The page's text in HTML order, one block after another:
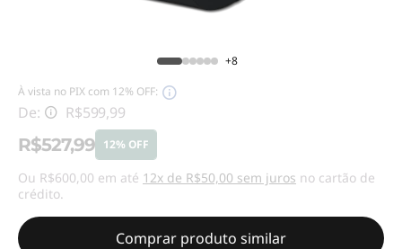
+8
À vista no PIX com 12% OFF:
De: R$599,99
R$527,99 12% OFF
Economias instantâneas :-R$72,00
Ou R$600,00 em até 12x de R$50,00 sem juros no cartão de
crédito.
Comprar produto similar